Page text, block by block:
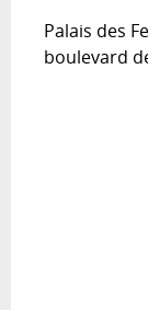
Palais des
boulevard